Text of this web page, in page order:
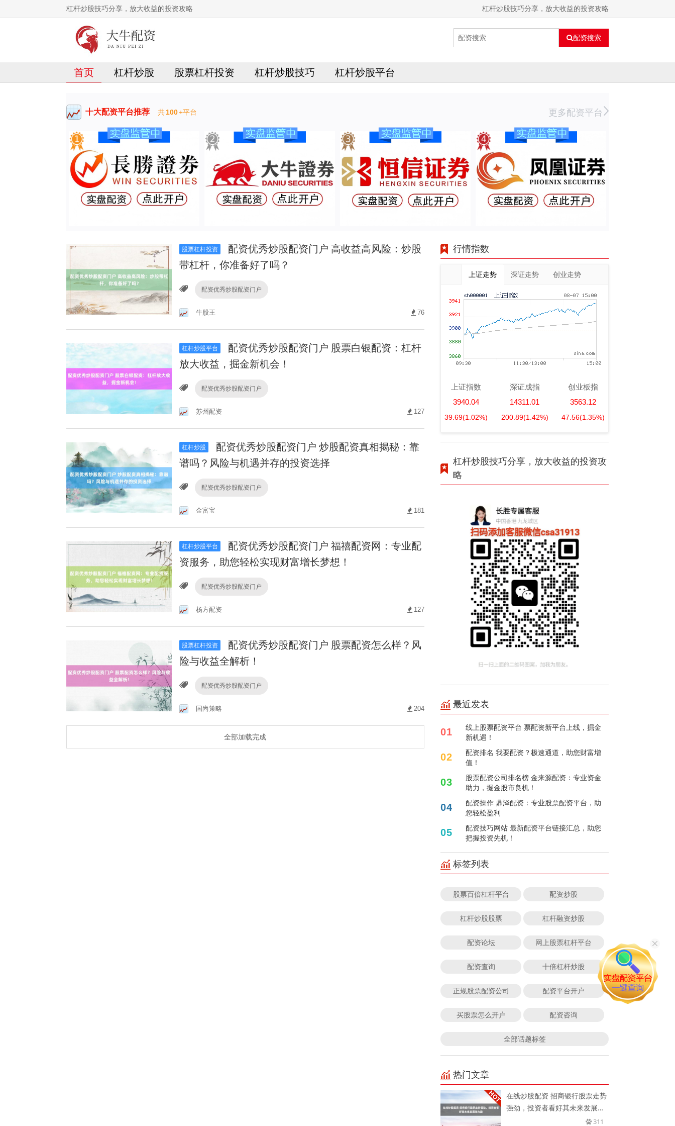
杠杆炒股技巧分享，放大收益的投资攻略 杠杆炒股技巧分享，放大收益的投资攻略
配资搜索
首页 杠杆炒股 股票杠杆投资 杠杆炒股技巧 杠杆炒股平台
十大配资平台推荐 共100+平台 更多配资平台
股票杠杆投资
配资优秀炒股配资门户 高收益高风险：炒股
带杠杆，你准备好了吗？
配资优秀炒股配资门户
牛股王 76
杠杆炒股平台
配资优秀炒股配资门户 股票白银配资：杠杆
放大收益，掘金新机会！
配资优秀炒股配资门户
苏州配资 127
杠杆炒股
配资优秀炒股配资门户 炒股配资真相揭秘：靠
谱吗？风险与机遇并存的投资选择
配资优秀炒股配资门户
金富宝 181
杠杆炒股平台
配资优秀炒股配资门户 福禧配资网：专业配
资服务，助您轻松实现财富增长梦想！
配资优秀炒股配资门户
杨方配资 127
股票杠杆投资
配资优秀炒股配资门户 股票配资怎么样？风
险与收益全解析！
配资优秀炒股配资门户
国尚策略 204
全部加载完成
行情指数
上证走势 深证走势 创业走势
上证指数
3940.04
39.69(1.02%)
深证成指
14311.01
200.89(1.42%)
创业板指
3563.12
47.56(1.35%)
杠杆炒股技巧分享，放大收益的投资攻
略
最近发表
01
线上股票配资平台 票配资新平台上线，掘金
新机遇！
02
配资排名 我要配资？极速通道，助您财富增
值！
03
股票配资公司排名榜 金来源配资：专业资金
助力，掘金股市良机！
04
配资操作 鼎泽配资：专业股票配资平台，助
您轻松盈利
05
配资技巧网站 最新配资平台链接汇总，助您
把握投资先机！
标签列表
股票百倍杠杆平台 配资炒股
杠杆炒股股票 杠杆融资炒股
配资论坛 网上股票杠杆平台
配资查询 十倍杠杆炒股
正规股票配资公司 配资平台开户
买股票怎么开户 配资咨询
全部话题标签
热门文章
在线炒股配资 招商银行股票走势
强劲，投资者看好其未来发展潜
311